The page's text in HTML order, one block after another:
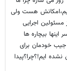
را در عرض 45 روز نسازیم،امکانش هست ولی
اجرایی
بیچاره ها
سال 86 تا کنون 20 میليون از جیب خودمان برای
نشده ایم!؟چرا؟پيدا